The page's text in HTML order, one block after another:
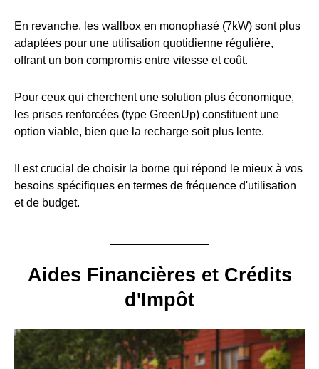
En revanche, les wallbox en monophasé (7kW) sont plus
adaptées pour une utilisation quotidienne régulière,
offrant un bon compromis entre vitesse et coût.
Pour ceux qui cherchent une solution plus économique,
les prises renforcées (type GreenUp) constituent une
option viable, bien que la recharge soit plus lente.
Il est crucial de choisir la borne qui répond le mieux à vos
besoins spécifiques en termes de fréquence d'utilisation
et de budget.
Aides Financières et Crédits
d'Impôt